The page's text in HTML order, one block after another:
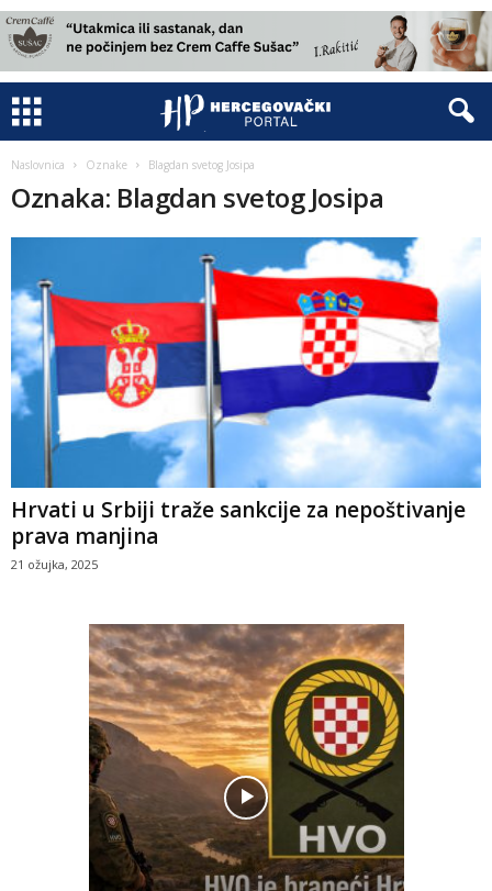
Naslovnica Oznake Blagdan svetog Josipa
Oznaka: Blagdan svetog Josipa
Hrvati u Srbiji traže sankcije za nepoštivanje
prava manjina
21 ožujka, 2025